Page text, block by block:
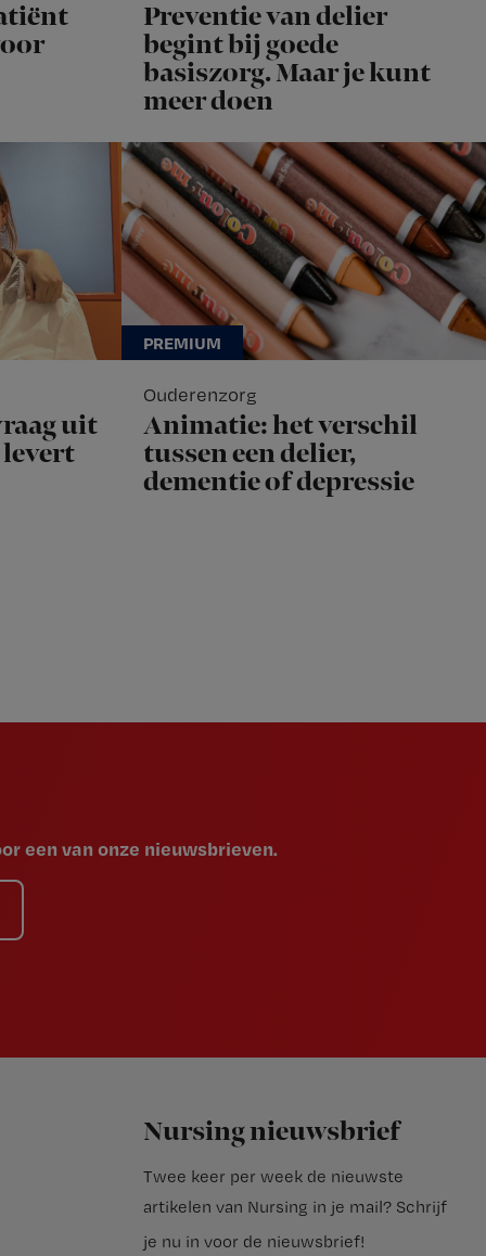
Preventie van delier
begint bij goede
basiszorg. Maar je kunt
meer doen
uit
Ouderenzorg
Animatie: het verschil
tussen een delier,
dementie of depressie
een van onze nieuwsbrieven.
Nursing nieuwsbrief
Twee keer per week de nieuwste
artikelen van Nursing in je mail? Schrijf
je nu in voor de nieuwsbrief!